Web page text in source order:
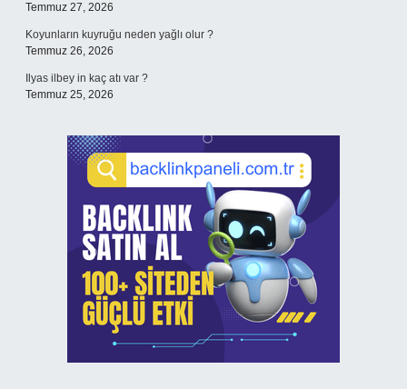
Temmuz 27, 2026
Koyunların kuyruğu neden yağlı olur ?
Temmuz 26, 2026
Ilyas ilbey in kaç atı var ?
Temmuz 25, 2026